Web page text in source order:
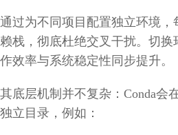
通过为不同项目配置独立环境，
赖栈，彻底杜绝交叉干扰。切换
作效率与系统稳定性同步提升。
其底层机制并不复杂：Conda会
独立目录，例如：